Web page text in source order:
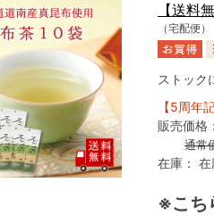
【送料
（宅配便）
ストック
【5周年
販売価格：
通常
在庫： 在
※こち